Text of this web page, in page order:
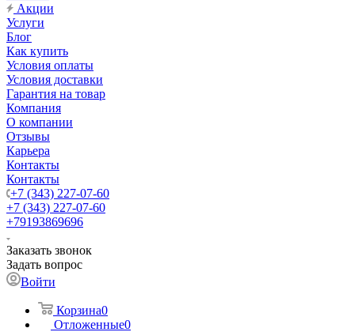
Акции
Услуги
Блог
Как купить
Условия оплаты
Условия доставки
Гарантия на товар
Компания
О компании
Отзывы
Карьера
Контакты
Контакты
+7 (343) 227-07-60
+7 (343) 227-07-60
+79193869696
Заказать звонок
Задать вопрос
Войти
Корзина0
Отложенные0